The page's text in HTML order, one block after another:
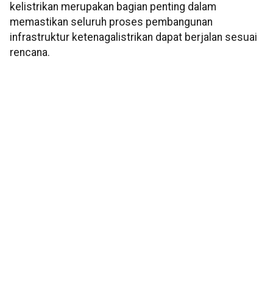
kelistrikan merupakan bagian penting dalam
memastikan seluruh proses pembangunan
infrastruktur ketenagalistrikan dapat berjalan sesuai
rencana.